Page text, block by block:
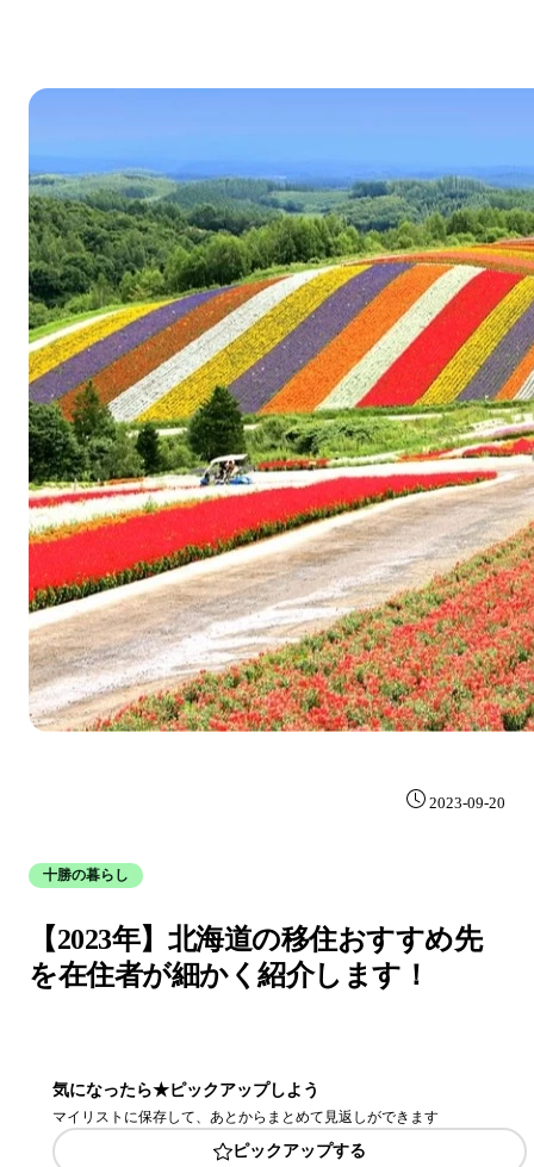
2023-09-20
十勝の暮らし
【2023年】北海道の移住おすすめ先
を在住者が細かく紹介します！
気になったら★ピックアップしよう
マイリストに保存して、あとからまとめて見返しができます
ピックアップする